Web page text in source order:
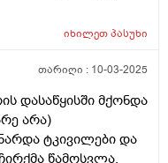
.ასევე
გარდა .და რომელი
იხილეთპასუხი
თარიღი : 10-03-2025
დასაწყისში მქონდა
არა)
ტკივილები და
წამოსვლა.